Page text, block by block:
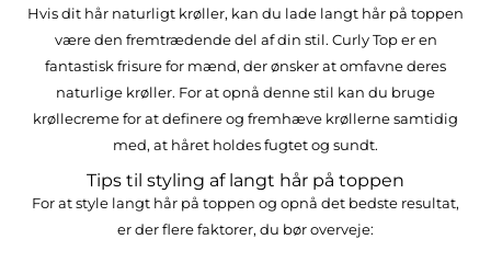
Hvis dit hår naturligt krøller, kan du lade langt hår på toppen
være den fremtrædende del af din stil. Curly Top er en
fantastisk frisure for mænd, der ønsker at omfavne deres
naturlige krøller. For at opnå denne stil kan du bruge
krøllecreme for at definere og fremhæve krøllerne samtidig
med, at håret holdes fugtet og sundt.
Tips til styling af langt hår på toppen
For at style langt hår på toppen og opnå det bedste resultat,
er der flere faktorer, du bør overveje: